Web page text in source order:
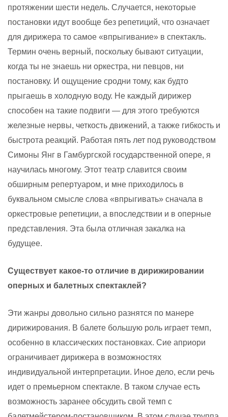
протяжении шести недель. Случается, некоторые
постановки идут вообще без репетиций, что означает
для дирижера то самое «впрыгивание» в спектакль.
Термин очень верный, поскольку бывают ситуации,
когда ты не знаешь ни оркестра, ни певцов, ни
постановку. И ощущение сродни тому, как будто
прыгаешь в холодную воду. Не каждый дирижер
способен на такие подвиги — для этого требуются
железные нервы, четкость движений, а также гибкость и
быстрота реакций. Работая пять лет под руководством
Симоны Янг в Гамбургской государственной опере, я
научилась многому. Этот театр славится своим
обширным репертуаром, и мне приходилось в
буквальном смысле слова «впрыгивать» сначала в
оркестровые репетиции, а впоследствии и в оперные
представления. Эта была отличная закалка на
будущее.
Существует какое-то отличие в дирижировании
оперных и балетных спектаклей?
Эти жанры довольно сильно разнятся по манере
дирижирования. В балете большую роль играет темп,
особенно в классических постановках. Сие априори
ограничивает дирижера в возможностях
индивидуальной интерпретации. Иное дело, если речь
идет о премьерном спектакле. В таком случае есть
возможность заранее обсудить свой темп с